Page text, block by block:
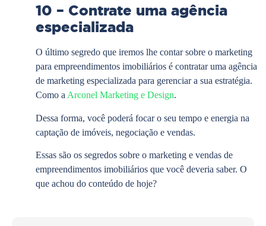
10 – Contrate uma agência
especializada
O último segredo que iremos lhe contar sobre o marketing
para empreendimentos imobiliários é contratar uma agência
de marketing especializada para gerenciar a sua estratégia.
Como a Arconel Marketing e Design.
Dessa forma, você poderá focar o seu tempo e energia na
captação de imóveis, negociação e vendas.
Essas são os segredos sobre o marketing e vendas de
empreendimentos imobiliários que você deveria saber. O
que achou do conteúdo de hoje?